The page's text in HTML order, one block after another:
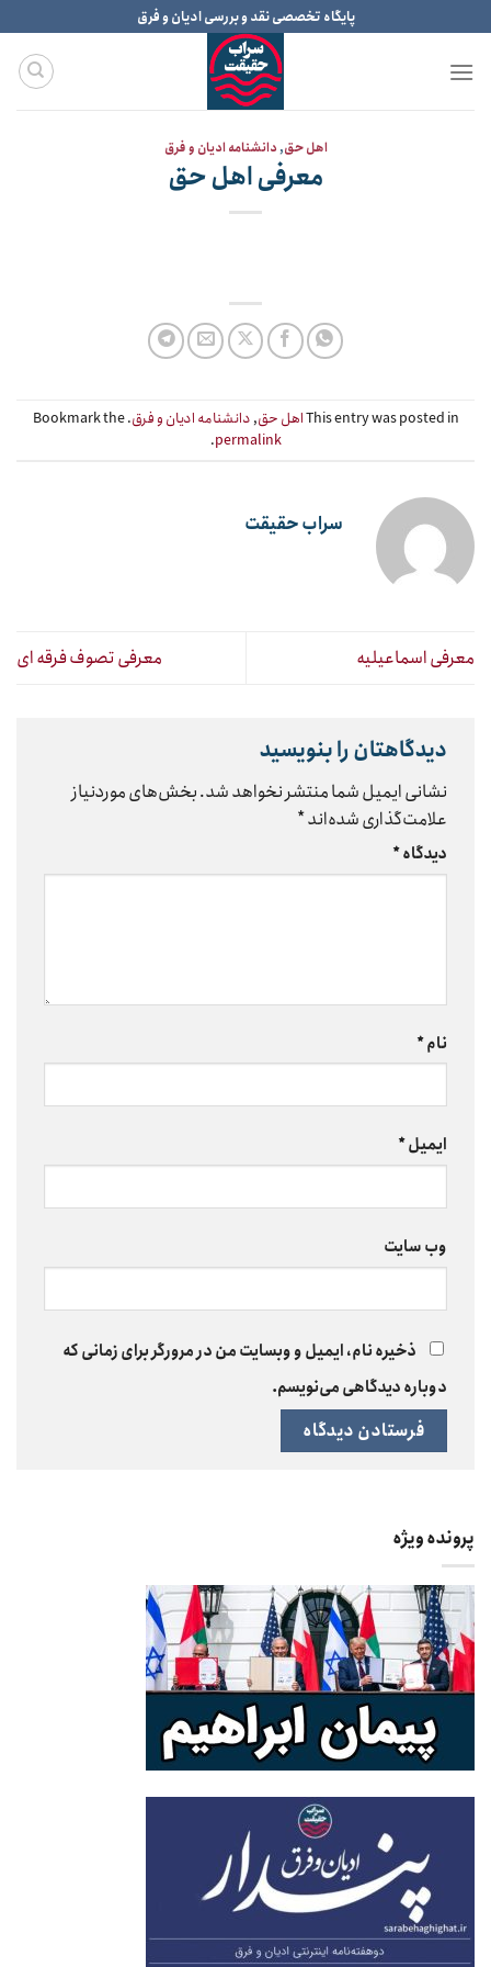
to
content
پایگاه تخصصی نقد و بررسی ادیان و فرق
اهل حق,دانشنامه ادیان و فرق
معرفی اهل حق
This entry was posted inاهل حق,دانشنامه ادیان و فرق. Bookmark the
permalink
.
سراب حقیقت
معرفی اسماعیلیه معرفی تصوف فرقه ای
دیدگاهتان را بنویسید
نشانی ایمیل شما منتشر نخواهد شد.بخش‌های موردنیاز
علامت‌گذاری شده‌اند*
دیدگاه*
نام*
ایمیل*
وب‌ سایت
ذخیره نام، ایمیل و وبسایت من در مرورگر برای زمانی که
دوباره دیدگاهی می‌نویسم.
پرونده ویژه